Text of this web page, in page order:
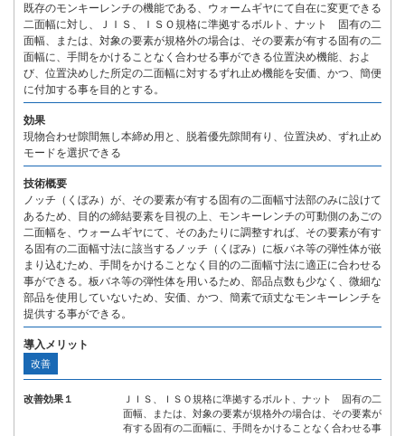
既存のモンキーレンチの機能である、ウォームギヤにて自在に変更できる
二面幅に対し、ＪＩＳ、ＩＳＯ規格に準拠するボルト、ナット 固有の二
面幅、または、対象の要素が規格外の場合は、その要素が有する固有の二
面幅に、手間をかけることなく合わせる事ができる位置決め機能、およ
び、位置決めした所定の二面幅に対するずれ止め機能を安価、かつ、簡便
に付加する事を目的とする。
効果
現物合わせ隙間無し本締め用と、脱着優先隙間有り、位置決め、ずれ止め
モードを選択できる
技術概要
ノッチ（くぼみ）が、その要素が有する固有の二面幅寸法部のみに設けて
あるため、目的の締結要素を目視の上、モンキーレンチの可動側のあごの
二面幅を、ウォームギヤにて、そのあたりに調整すれば、その要素が有す
る固有の二面幅寸法に該当するノッチ（くぼみ）に板バネ等の弾性体が嵌
まり込むため、手間をかけることなく目的の二面幅寸法に適正に合わせる
事ができる。板バネ等の弾性体を用いるため、部品点数も少なく、微細な
部品を使用していないため、安価、かつ、簡素で頑丈なモンキーレンチを
提供する事ができる。
導入メリット
改善
改善効果１
ＪＩＳ、ＩＳＯ規格に準拠するボルト、ナット 固有の二
面幅、または、対象の要素が規格外の場合は、その要素が
有する固有の二面幅に、手間をかけることなく合わせる事